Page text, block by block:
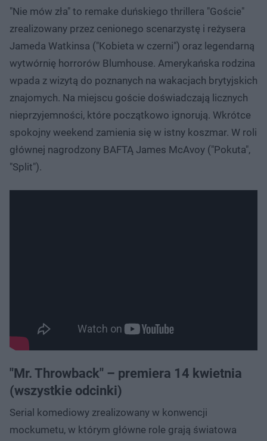
"Nie mów zła" to remake duńskiego thrillera "Goście"
zrealizowany przez cenionego scenarzystę i reżysera
Jameda Watkinsa ("Kobieta w czerni") oraz legendarną
wytwórnię horrorów Blumhouse. Amerykańska rodzina
wpada z wizytą do poznanych na wakacjach brytyjskich
znajomych. Na miejscu goście doświadczają licznych
nieprzyjemności, które początkowo ignorują. Wkrótce
spokojny weekend zamienia się w istny koszmar. W roli
głównej nagrodzony BAFTĄ James McAvoy ("Pokuta",
"Split").
"Mr. Throwback" – premiera 14 kwietnia
(wszystkie odcinki)
Serial komediowy zrealizowany w konwencji
mockumetu, w którym główne role grają światowa